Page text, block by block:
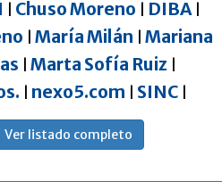
Chuso Moreno DIBA
María Milán Mariana
Marta Sofía Ruiz
nexo5.com SINC
Ver listado completo